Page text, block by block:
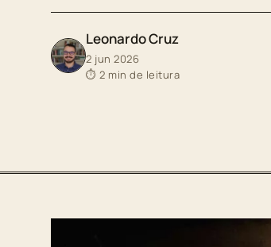
Leonardo Cruz
2 jun 2026
⏱ 2 min de leitura